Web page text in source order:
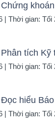
| Thời gian: Tối
tích Kỹ
| Thời gian: Tối
hiểu
| Thời gian: Tối